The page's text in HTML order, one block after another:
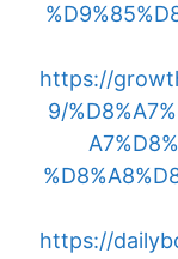
https://
9/
https://